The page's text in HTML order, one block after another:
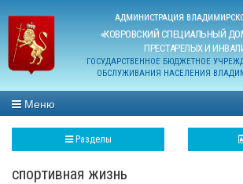
АДМИНИСТРАЦИЯ
«КОВРОВСКИЙ СПЕЦИАЛЬНЫЙ
ПРЕСТАРЕЛЫХ И
ГОСУДАРСТВЕННОЕ БЮДЖЕТНОЕ
ОБСЛУЖИВАНИЯ НАСЕЛЕНИЯ
Меню
Разделы
спортивная жизнь